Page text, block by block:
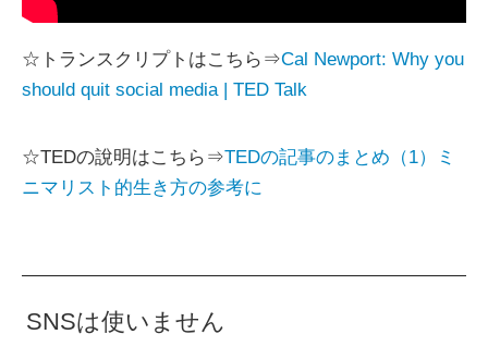
☆トランスクリプトはこちら⇒Cal Newport: Why you
should quit social media | TED Talk
☆TEDの說明はこちら⇒TEDの記事のまとめ（1）ミ
ニマリスト的生き方の参考に
SNSは使いません